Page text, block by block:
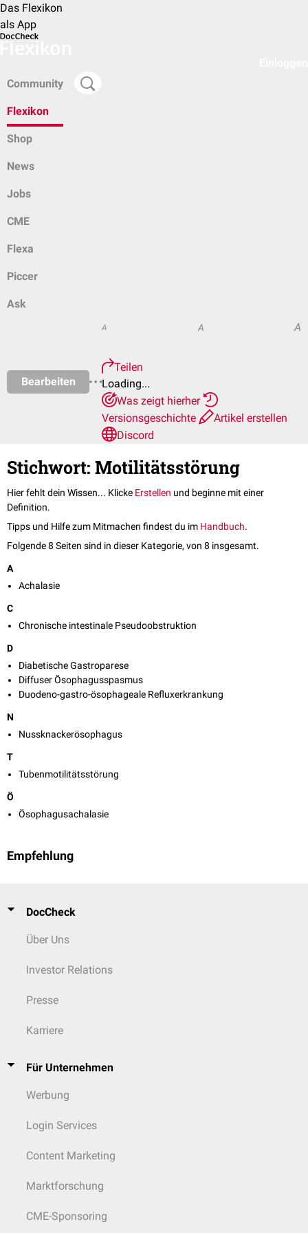
Das Flexikon
als App
Community
Flexikon
Shop
News
Jobs
CME
Flexa
Piccer
Ask
Bearbeiten
A A A
Teilen
Loading...
Was zeigt hierher
Versionsgeschichte
Artikel erstellen
Discord
Stichwort: Motilitätsstörung
Hier fehlt dein Wissen... Klicke Erstellen und beginne mit einer
Definition.
Tipps und Hilfe zum Mitmachen findest du im Handbuch.
Folgende 8 Seiten sind in dieser Kategorie, von 8 insgesamt.
A
Achalasie
C
Chronische intestinale Pseudoobstruktion
D
Diabetische Gastroparese
Diffuser Ösophagusspasmus
Duodeno-gastro-ösophageale Refluxerkrankung
N
Nussknackerösophagus
T
Tubenmotilitätsstörung
Ö
Ösophagusachalasie
Empfehlung
DocCheck
Über Uns
Investor Relations
Presse
Karriere
Für Unternehmen
Werbung
Login Services
Content Marketing
Marktforschung
CME-Sponsoring